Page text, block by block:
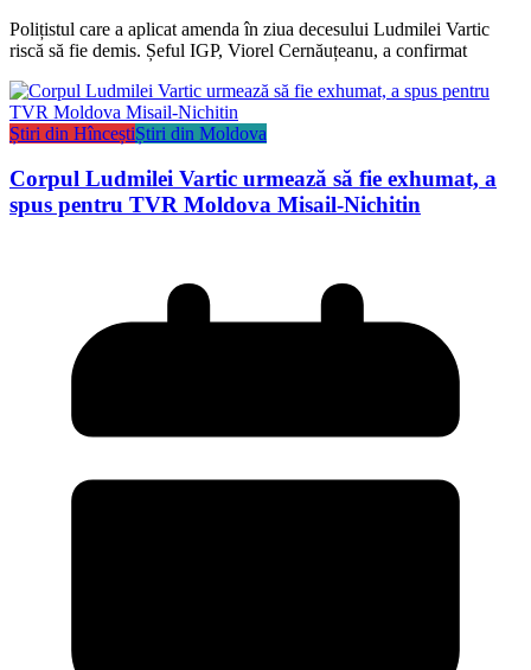
Polițistul care a aplicat amenda în ziua decesului Ludmilei Vartic
riscă să fie demis. Șeful IGP, Viorel Cernăuțeanu, a confirmat
Știri din HînceștiȘtiri din Moldova
Corpul Ludmilei Vartic urmează să fie exhumat, a
spus pentru TVR Moldova Misail-Nichitin